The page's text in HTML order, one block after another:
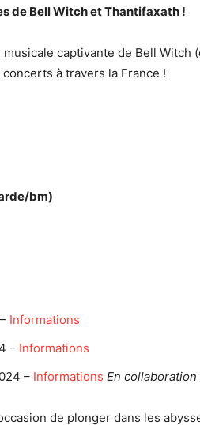
de Bell Witch et Thantifaxath !
musicale captivante de Bell Witch
à travers la France !
bm)
Informations
– Informations
– Informations En
de plonger dans les